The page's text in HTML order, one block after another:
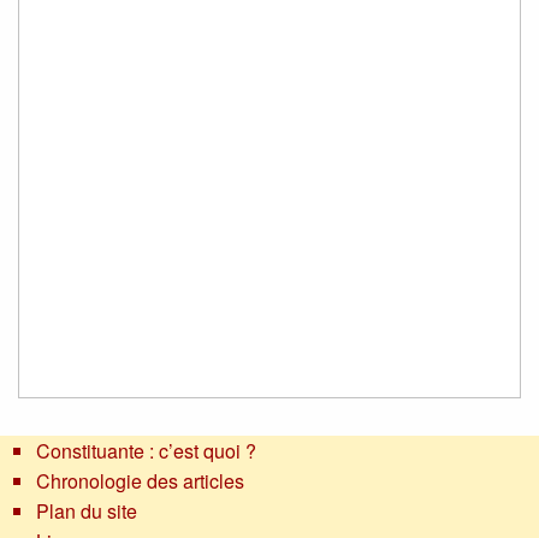
Constituante : c’est quoi ?
Chronologie des articles
Plan du site